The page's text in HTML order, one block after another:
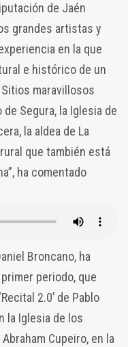
de Jaén
grandes artistas y
en la que
e histórico de un
maravillosos
Segura, la Iglesia de
la aldea de La
que también está
ha comentado
Broncano, ha
periodo, que
2.0’ de Pablo
la Iglesia de los
Cupeiro, en la